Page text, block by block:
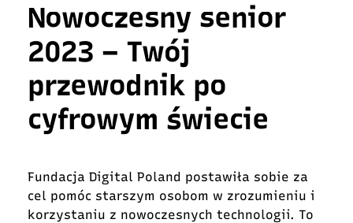
Nowoczesny senior
2023 – Twój
przewodnik po
cyfrowym świecie
Fundacja Digital Poland postawiła sobie za
cel pomóc starszym osobom w zrozumieniu i
korzystaniu z nowoczesnych technologii. To